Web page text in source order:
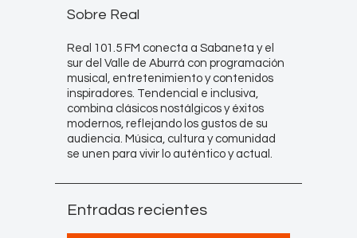
Sobre Real
Real 101.5 FM conecta a Sabaneta y el
sur del Valle de Aburrá con programación
musical, entretenimiento y contenidos
inspiradores. Tendencial e inclusiva,
combina clásicos nostálgicos y éxitos
modernos, reflejando los gustos de su
audiencia. Música, cultura y comunidad
se unen para vivir lo auténtico y actual.
Entradas recientes